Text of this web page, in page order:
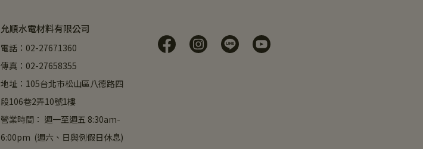
允順水電材料有限公司
電話：02-27671360
傳真：02-27658355
地址：105台北市松山區八德路四
段106巷2弄10號1樓
營業時間： 週一至週五 8:30am-
6:00pm  (週六、日與例假日休息)